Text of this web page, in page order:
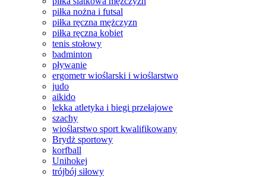
piłka nożna i futsal
piłka ręczna mężczyzn
piłka ręczna kobiet
tenis stołowy
badminton
pływanie
ergometr wioślarski i wioślarstwo
judo
aikido
lekka atletyka i biegi przełajowe
szachy
wioślarstwo sport kwalifikowany
Brydż sportowy
korfball
Unihokej
trójbój siłowy